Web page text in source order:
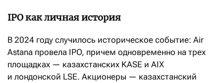
IPO как личная история
В 2024 году случилось историческое событие: Air
Astana провела IPO, причем одновременно на трех
площадках — казахстанских KASE и AIX
и лондонской LSE. Акционеры — казахстанский